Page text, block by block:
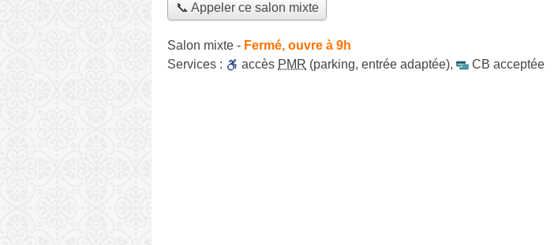
📞 Appeler ce salon mixte
Salon mixte - Fermé, ouvre à 9h
Services :
accès PMR (parking, entrée adaptée), CB acceptée